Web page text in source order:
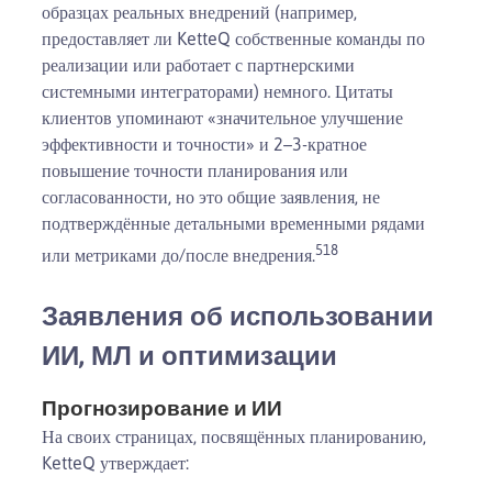
образцах реальных внедрений (например,
предоставляет ли KetteQ собственные команды по
реализации или работает с партнерскими
системными интеграторами) немного. Цитаты
клиентов упоминают «значительное улучшение
эффективности и точности» и 2–3-кратное
повышение точности планирования или
согласованности, но это общие заявления, не
подтверждённые детальными временными рядами
или метриками до/после внедрения.518
Заявления об использовании
ИИ, МЛ и оптимизации
Прогнозирование и ИИ
На своих страницах, посвящённых планированию,
KetteQ утверждает: